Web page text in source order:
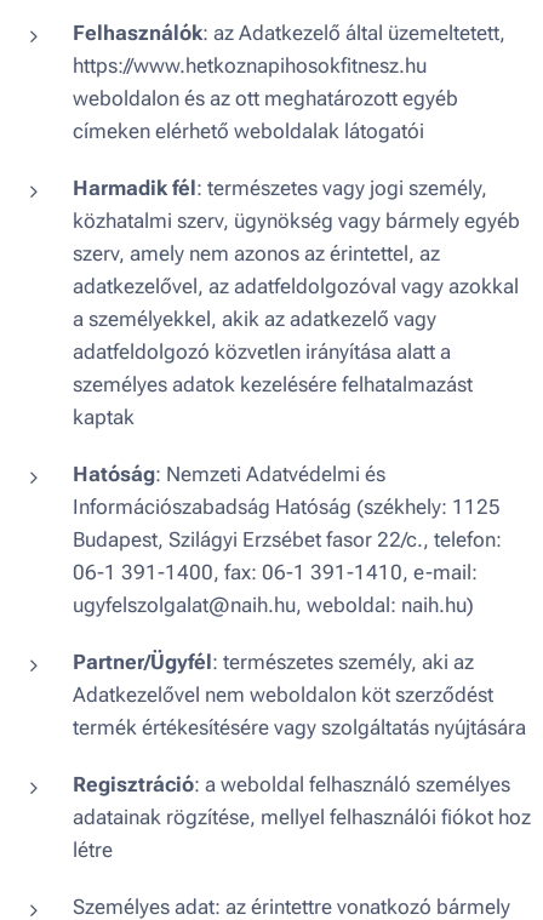
Felhasználók: az Adatkezelő által üzemeltetett,
https://www.hetkoznapihosokfitnesz.hu
weboldalon és az ott meghatározott egyéb
címeken elérhető weboldalak látogatói
Harmadik fél: természetes vagy jogi személy,
közhatalmi szerv, ügynökség vagy bármely egyéb
szerv, amely nem azonos az érintettel, az
adatkezelővel, az adatfeldolgozóval vagy azokkal
a személyekkel, akik az adatkezelő vagy
adatfeldolgozó közvetlen irányítása alatt a
személyes adatok kezelésére felhatalmazást
kaptak
Hatóság: Nemzeti Adatvédelmi és
Információszabadság Hatóság (székhely: 1125
Budapest, Szilágyi Erzsébet fasor 22/c., telefon:
06-1 391-1400, fax: 06-1 391-1410, e-mail:
ugyfelszolgalat@naih.hu, weboldal: naih.hu)
Partner/Ügyfél: természetes személy, aki az
Adatkezelővel nem weboldalon köt szerződést
termék értékesítésére vagy szolgáltatás nyújtására
Regisztráció: a weboldal felhasználó személyes
adatainak rögzítése, mellyel felhasználói fiókot hoz
létre
Személyes adat: az érintettre vonatkozó bármely